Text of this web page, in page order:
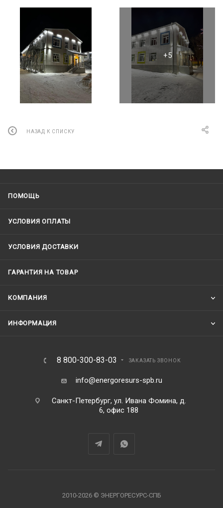
НАЗАД К СПИСКУ
ПОМОЩЬ
УСЛОВИЯ ОПЛАТЫ
УСЛОВИЯ ДОСТАВКИ
ГАРАНТИЯ НА ТОВАР
КОМПАНИЯ
ИНФОРМАЦИЯ
8 800-300-83-03 ЗАКАЗАТЬ ЗВОНОК
info@energoresurs-spb.ru
Санкт-Петербург, ул. Ивана Фомина, д.
6, офис 188
2010-2026 © ЭНЕРГОРЕСУРС-СПБ